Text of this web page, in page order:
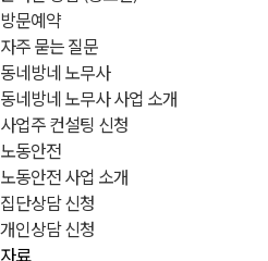
방문예약
자주 묻는 질문
동네방네 노무사
동네방네 노무사 사업 소개
사업주 컨설팅 신청
노동안전
노동안전 사업 소개
집단상담 신청
개인상담 신청
자료